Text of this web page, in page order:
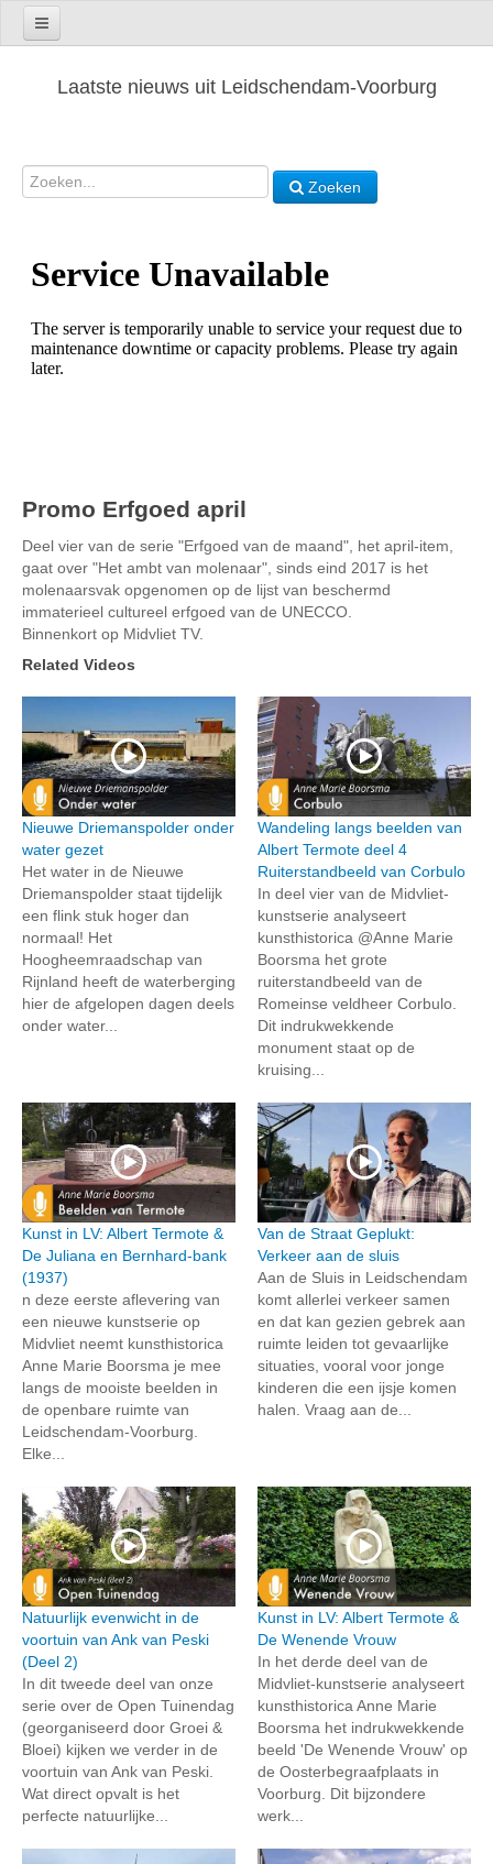
Laatste nieuws uit Leidschendam-Voorburg
Zoeken
Promo Erfgoed april
Deel vier van de serie "Erfgoed van de maand", het april-item,
gaat over "Het ambt van molenaar", sinds eind 2017 is het
molenaarsvak opgenomen op de lijst van beschermd
immaterieel cultureel erfgoed van de UNECCO.
Binnenkort op Midvliet TV.
Related Videos
Nieuwe Driemanspolder onder
water gezet
Het water in de Nieuwe
Driemanspolder staat tijdelijk
een flink stuk hoger dan
normaal! Het
Hoogheemraadschap van
Rijnland heeft de waterberging
hier de afgelopen dagen deels
onder water...
Wandeling langs beelden van
Albert Termote deel 4
Ruiterstandbeeld van Corbulo
In deel vier van de Midvliet-
kunstserie analyseert
kunsthistorica @Anne Marie
Boorsma het grote
ruiterstandbeeld van de
Romeinse veldheer Corbulo.
Dit indrukwekkende
monument staat op de
kruising...
Kunst in LV: Albert Termote &
De Juliana en Bernhard-bank
(1937)
n deze eerste aflevering van
een nieuwe kunstserie op
Midvliet neemt kunsthistorica
Anne Marie Boorsma je mee
langs de mooiste beelden in
de openbare ruimte van
Leidschendam-Voorburg.
Elke...
Van de Straat Geplukt:
Verkeer aan de sluis
Aan de Sluis in Leidschendam
komt allerlei verkeer samen
en dat kan gezien gebrek aan
ruimte leiden tot gevaarlijke
situaties, vooral voor jonge
kinderen die een ijsje komen
halen. Vraag aan de...
Natuurlijk evenwicht in de
voortuin van Ank van Peski
(Deel 2)
In dit tweede deel van onze
serie over de Open Tuinendag
(georganiseerd door Groei &
Bloei) kijken we verder in de
voortuin van Ank van Peski.
Wat direct opvalt is het
perfecte natuurlijke...
Kunst in LV: Albert Termote &
De Wenende Vrouw
In het derde deel van de
Midvliet-kunstserie analyseert
kunsthistorica Anne Marie
Boorsma het indrukwekkende
beeld 'De Wenende Vrouw' op
de Oosterbegraafplaats in
Voorburg. Dit bijzondere
werk...